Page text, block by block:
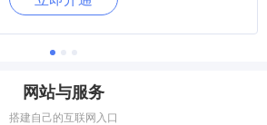
网站与服务
搭建自己的互联网入口